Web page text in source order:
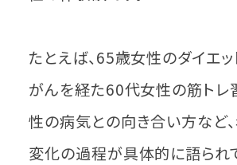
たとえば、65歳女性のダイエッ
がんを経た60代女性の筋トレ
性の病気との向き合い方など
変化の過程が具体的に語られ